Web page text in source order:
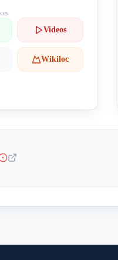
Videos
Wikiloc